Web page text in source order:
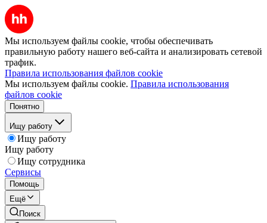
Мы используем файлы cookie, чтобы обеспечивать
правильную работу нашего веб-сайта и анализировать сетевой
трафик.
Правила использования файлов cookie
Мы используем файлы cookie. Правила использования
файлов cookie
Понятно
Ищу работу
Ищу работу
Ищу работу
Ищу сотрудника
Сервисы
Помощь
Ещё
Поиск